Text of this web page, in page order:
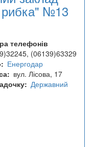
рибка" №13
телефонів
(06139)63329
Енергодар
вул. Лісова, 17
Державний